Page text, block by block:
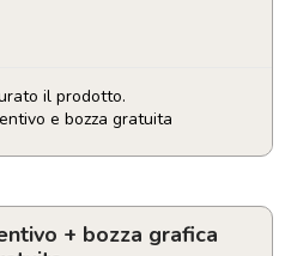
il prodotto.
e bozza gratuita
+ bozza grafica